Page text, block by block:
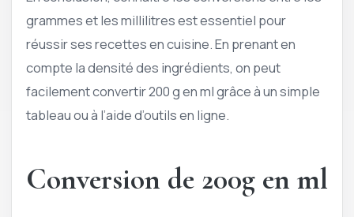
grammes et les millilitres est essentiel pour
réussir ses recettes en cuisine. En prenant en
compte la densité des ingrédients, on peut
facilement convertir 200 g en ml grâce à un simple
tableau ou à l’aide d’outils en ligne.
Conversion de 200g en ml